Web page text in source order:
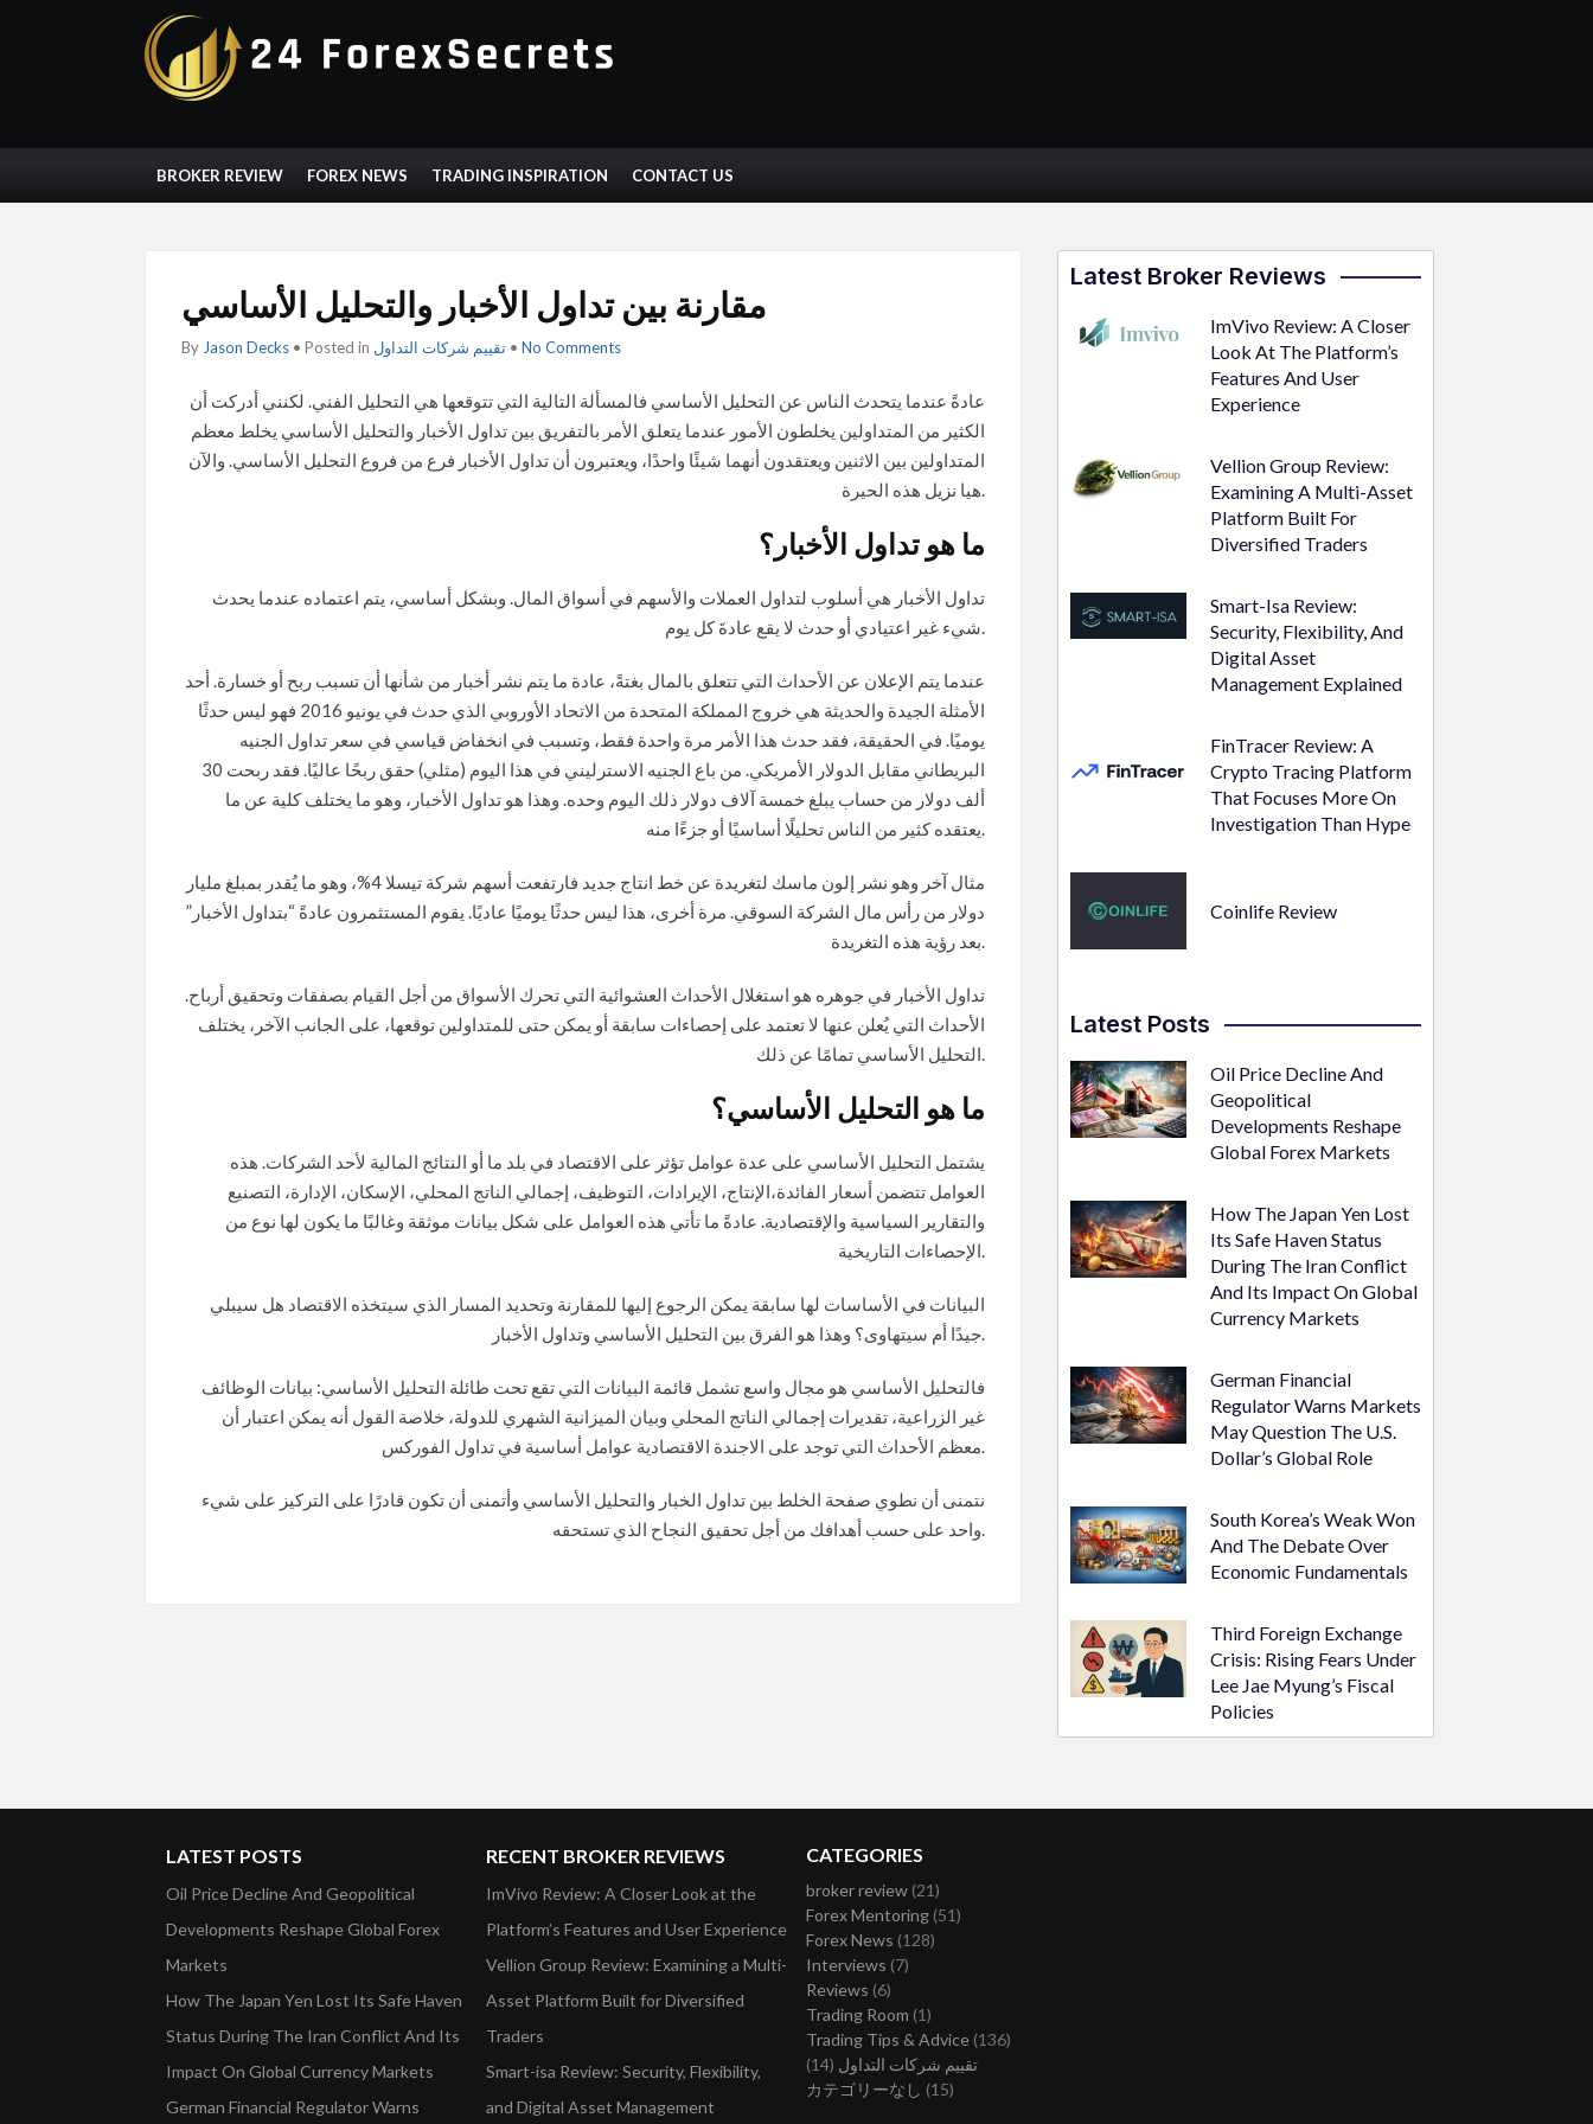
BROKER REVIEW FOREX NEWS TRADING INSPIRATION CONTACT US
مقارنة بين تداول الأخبار والتحليل الأساسي
By Jason Decks • Posted in تقييم شركات التداول • No Comments
عادةً عندما يتحدث الناس عن التحليل الأساسي فالمسألة التالية التي تتوقعها هي التحليل الفني. لكنني أدركت أن
الكثير من المتداولين يخلطون الأمور عندما يتعلق الأمر بالتفريق بين تداول الأخبار والتحليل الأساسي يخلط معظم
المتداولين بين الاثنين ويعتقدون أنهما شيئًا واحدًا، ويعتبرون أن تداول الأخبار فرع من فروع التحليل الأساسي. والآن
هيا نزيل هذه الحيرة.
ما هو تداول الأخبار؟
تداول الأخبار هي أسلوب لتداول العملات والأسهم في أسواق المال. وبشكل أساسي، يتم اعتماده عندما يحدث
شيء غير اعتيادي أو حدث لا يقع عادةَ كل يوم.
عندما يتم الإعلان عن الأحداث التي تتعلق بالمال بغتةً، عادة ما يتم نشر أخبار من شأنها أن تسبب ربح أو خسارة. أحد
الأمثلة الجيدة والحديثة هي خروج المملكة المتحدة من الاتحاد الأوروبي الذي حدث في يونيو 2016 فهو ليس حدثًا
يوميًا. في الحقيقة، فقد حدث هذا الأمر مرة واحدة فقط، وتسبب في انخفاض قياسي في سعر تداول الجنيه
البريطاني مقابل الدولار الأمريكي. من باع الجنيه الاسترليني في هذا اليوم (مثلي) حقق ربحًا عاليًا. فقد ربحت 30
ألف دولار من حساب يبلغ خمسة آلاف دولار ذلك اليوم وحده. وهذا هو تداول الأخبار، وهو ما يختلف كلية عن ما
يعتقده كثير من الناس تحليلًا أساسيًا أو جزءًا منه.
مثال آخر وهو نشر إلون ماسك لتغريدة عن خط انتاج جديد فارتفعت أسهم شركة تيسلا 4%، وهو ما يُقدر بمبلغ مليار
دولار من رأس مال الشركة السوقي. مرة أخرى، هذا ليس حدثًا يوميًا عاديًا. يقوم المستثمرون عادةً “بتداول الأخبار”
بعد رؤية هذه التغريدة.
تداول الأخبار في جوهره هو استغلال الأحداث العشوائية التي تحرك الأسواق من أجل القيام بصفقات وتحقيق أرباح.
الأحداث التي يُعلن عنها لا تعتمد على إحصاءات سابقة أو يمكن حتى للمتداولين توقعها، على الجانب الآخر، يختلف
التحليل الأساسي تمامًا عن ذلك.
ما هو التحليل الأساسي؟
يشتمل التحليل الأساسي على عدة عوامل تؤثر على الاقتصاد في بلد ما أو النتائج المالية لأحد الشركات. هذه
العوامل تتضمن أسعار الفائدة،الإنتاج، الإيرادات، التوظيف، إجمالي الناتج المحلي، الإسكان، الإدارة، التصنيع
والتقارير السياسية والإقتصادية. عادةً ما تأتي هذه العوامل على شكل بيانات موثقة وغالبًا ما يكون لها نوع من
الإحصاءات التاريخية.
البيانات في الأساسات لها سابقة يمكن الرجوع إليها للمقارنة وتحديد المسار الذي سيتخذه الاقتصاد هل سيبلي
جيدًا أم سيتهاوى؟ وهذا هو الفرق بين التحليل الأساسي وتداول الأخبار.
فالتحليل الأساسي هو مجال واسع تشمل قائمة البيانات التي تقع تحت طائلة التحليل الأساسي: بيانات الوظائف
غير الزراعية، تقديرات إجمالي الناتج المحلي وبيان الميزانية الشهري للدولة، خلاصة القول أنه يمكن اعتبار أن
معظم الأحداث التي توجد على الاجندة الاقتصادية عوامل أساسية في تداول الفوركس.
نتمنى أن نطوي صفحة الخلط بين تداول الخبار والتحليل الأساسي وأتمنى أن تكون قادرًا على التركيز على شيء
واحد على حسب أهدافك من أجل تحقيق النجاح الذي تستحقه.
Latest Broker Reviews
ImVivo Review: A Closer
Look At The Platform’s
Features And User
Experience
Vellion Group Review:
Examining A Multi-Asset
Platform Built For
Diversified Traders
Smart-Isa Review:
Security, Flexibility, And
Digital Asset
Management Explained
FinTracer Review: A
Crypto Tracing Platform
That Focuses More On
Investigation Than Hype
Coinlife Review
Latest Posts
Oil Price Decline And
Geopolitical
Developments Reshape
Global Forex Markets
How The Japan Yen Lost
Its Safe Haven Status
During The Iran Conflict
And Its Impact On Global
Currency Markets
German Financial
Regulator Warns Markets
May Question The U.S.
Dollar’s Global Role
South Korea’s Weak Won
And The Debate Over
Economic Fundamentals
Third Foreign Exchange
Crisis: Rising Fears Under
Lee Jae Myung’s Fiscal
Policies
LATEST POSTS
Oil Price Decline And Geopolitical
Developments Reshape Global Forex
Markets
How The Japan Yen Lost Its Safe Haven
Status During The Iran Conflict And Its
Impact On Global Currency Markets
German Financial Regulator Warns
RECENT BROKER REVIEWS
ImVivo Review: A Closer Look at the
Platform’s Features and User Experience
Vellion Group Review: Examining a Multi-
Asset Platform Built for Diversified
Traders
Smart-isa Review: Security, Flexibility,
and Digital Asset Management
CATEGORIES
broker review (21)
Forex Mentoring (51)
Forex News (128)
Interviews (7)
Reviews (6)
Trading Room (1)
Trading Tips & Advice (136)
تقييم شركات التداول (14)
カテゴリーなし (15)